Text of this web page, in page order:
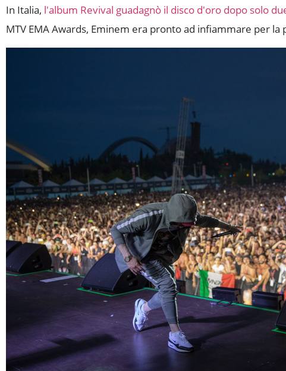
In Italia, l'album Revival guadagnò il disco d'oro dopo solo
MTV EMA Awards, Eminem era pronto ad infiammare per